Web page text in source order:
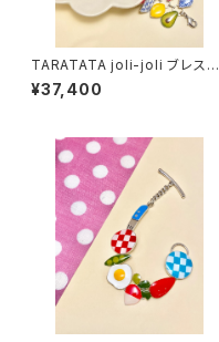
TARATATA joli-joli ブレスレ
ット
¥37,400